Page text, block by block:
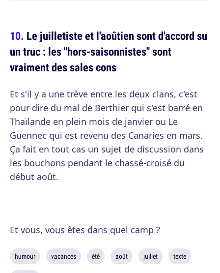
Le juilletiste et l'aoûtien sont d'accord su
un truc : les "hors-saisonnistes" sont
vraiment des sales cons
Et s'il y a une trève entre les deux clans, c'est
pour dire du mal de Berthier qui s'est barré en
Thaïlande en plein mois de janvier ou Le
Guennec qui est revenu des Canaries en mars.
Ça fait en tout cas un sujet de discussion dans
les bouchons pendant le chassé-croisé du
début août.
Et vous, vous êtes dans quel camp ?
humour vacances été août juillet texte